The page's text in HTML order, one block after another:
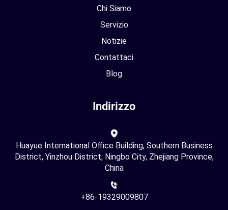
Chi Siamo
Servizio
Notizie
Contattaci
Blog
Indirizzo
Huayue International Office Building, Southern Business
District, Yinzhou District, Ningbo City, Zhejiang Province,
China
+86-19329009807